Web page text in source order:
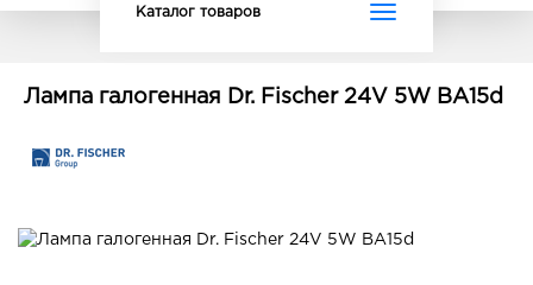
Toggle
Каталог товаров
Лампа галогенная Dr. Fischer 24V 5W BA15d